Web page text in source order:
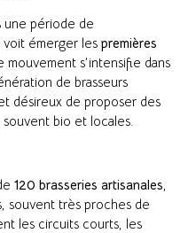
une période de
voit émerger les premières
mouvement s’intensifie dans
de brasseurs
désireux de proposer des
bio et locales.
120 brasseries artisanales
souvent très proches de
les circuits courts, les